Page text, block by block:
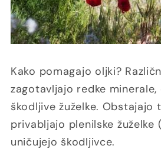
Kako pomagajo oljki?
zagotavljajo redke
škodljive žuželke. Obstajajo
privabljajo plenilske žuželke
uničujejo škodljivce.